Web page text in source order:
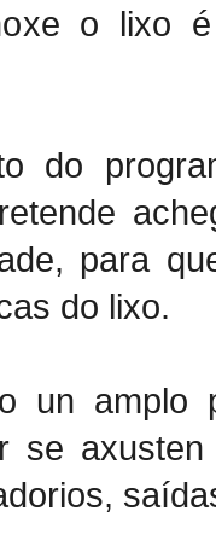
o lixo
do
para
do lixo.
un amplo
se